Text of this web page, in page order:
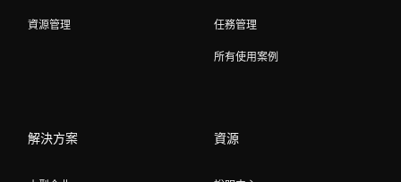
資源管理 任務管理
所有使用案例
解決方案 資源